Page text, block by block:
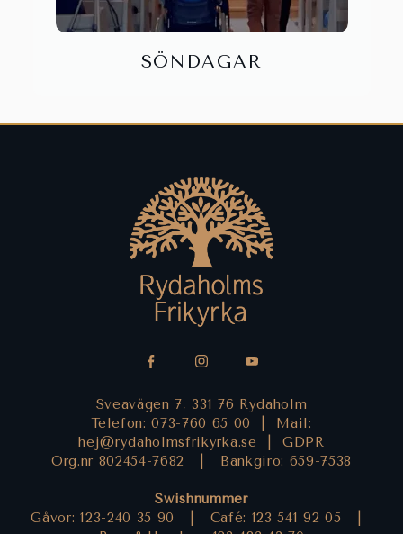
SÖNDAGAR
Sveavägen 7, 331 76 Rydaholm
Telefon: 073-760 65 00 |
Mail:
hej@rydaholmsfrikyrka.se
GDPR
Org.nr 802454-7682 |
Bankgiro: 659-7538
Swishnummer
Gåvor: 123-240 35 90 |
Café: 123 541 92 05 |